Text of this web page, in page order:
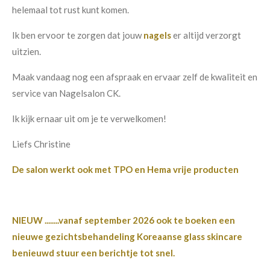
helemaal tot rust kunt komen.
Ik ben ervoor te zorgen dat jouwnagelser altijd verzorgt
uitzien.
Maak vandaag nog een afspraak en ervaar zelf de kwaliteit en
service van Nagelsalon CK.
Ik kijk ernaar uit om je te verwelkomen!
Liefs Christine
De salon werkt ook met TPO en Hema vrije producten
NIEUW ........vanaf september 2026 ook te boeken een
nieuwe gezichtsbehandeling Koreaanse glass skincare
benieuwd stuur een berichtje tot snel.